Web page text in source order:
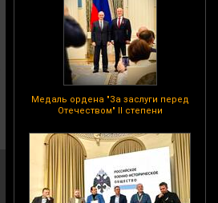
Медаль ордена "За заслуги перед
Отечеством" II степени